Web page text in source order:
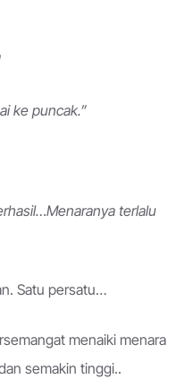
ke puncak.”
terlalu
Satu persatu…
menaiki menara
semakin tinggi..